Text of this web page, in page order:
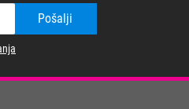
Pošalji